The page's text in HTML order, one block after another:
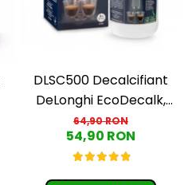
DLSC500 Decalcifiant
DeLonghi EcoDecalk,
500 ml
64,90 RON
54,90 RON